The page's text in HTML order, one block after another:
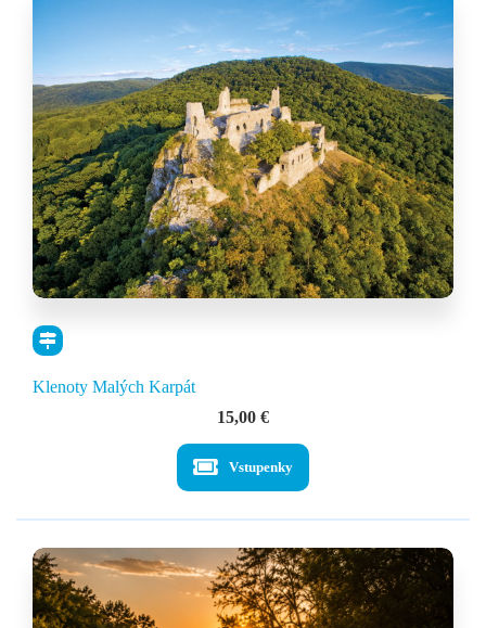
Klenoty Malých Karpát
15,00 €
Vstupenky